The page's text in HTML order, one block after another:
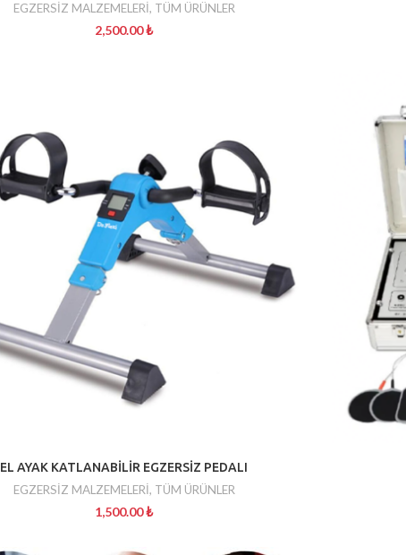
EGZERSİZ MALZEMELERİ, TÜM ÜRÜNLER
2,500.00₺
EL AYAK KATLANABİLİR EGZERSİZ PEDALI
EGZERSİZ MALZEMELERİ, TÜM ÜRÜNLER
1,500.00₺